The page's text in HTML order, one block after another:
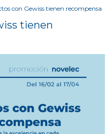
con Gewiss tienen recompensa
tienen